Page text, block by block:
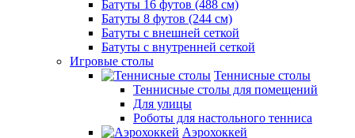
Батуты 16 футов (488 см)
Батуты 8 футов (244 см)
Батуты с внешней сеткой
Батуты с внутренней сеткой
Игровые столы
Теннисные столы
Теннисные столы для помещений
Для улицы
Роботы для настольного тенниса
Аэрохоккей